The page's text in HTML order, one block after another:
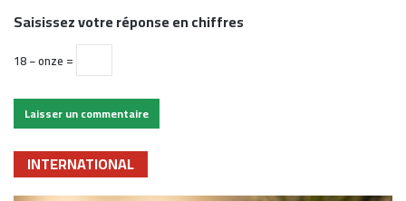
Saisissez votre réponse en chiffres
18 − onze =
INTERNATIONAL